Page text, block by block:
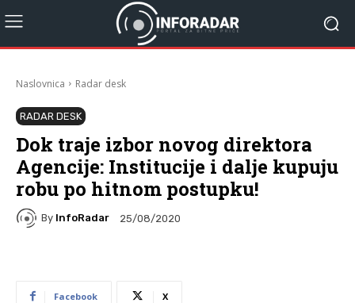
Naslovnica Radar desk
RADAR DESK
Dok traje izbor novog direktora
Agencije: Institucije i dalje kupuju
robu po hitnom postupku!
By InfoRadar 25/08/2020
Facebook X